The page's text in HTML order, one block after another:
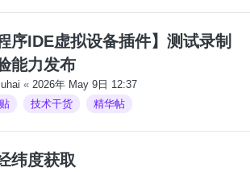
序IDE虚拟设备插件】测试录制
能力发布
« 2026年 May 9日 12:37
技术干货 精华帖
纬度获取